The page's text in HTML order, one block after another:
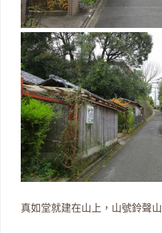
真如堂就建在山上，山號鈴聲山